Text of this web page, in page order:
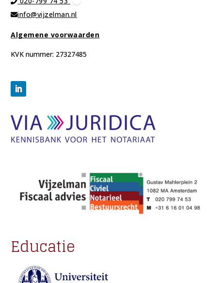
info@vijzelman.nl
Algemene voorwaarden
KVK nummer: 27327485
Educatie